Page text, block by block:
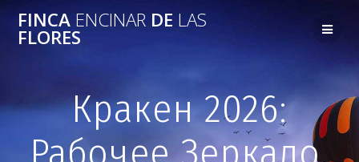
FINCA ENCINAR DE LAS
FLORES
Кракен 2026: